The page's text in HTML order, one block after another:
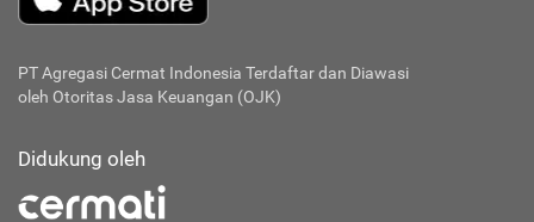
PT Agregasi Cermat Indonesia Terdaftar dan Diawasi
oleh Otoritas Jasa Keuangan (OJK)
Didukung oleh